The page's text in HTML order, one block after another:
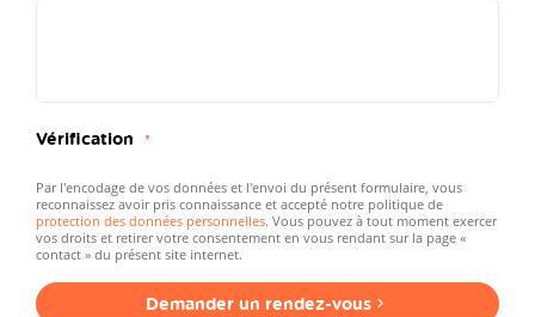
Vérification
Par l'encodage de vos données et l'envoi du présent formulaire, vous
reconnaissez avoir pris connaissance et accepté notre politique de
protection des données personnelles. Vous pouvez à tout moment exercer
vos droits et retirer votre consentement en vous rendant sur la page «
contact » du présent site internet.
Demander un rendez-vous